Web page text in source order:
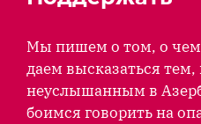
Мы пишем о том, о
даем высказаться тем,
неуслышанным в
боимся говорить на